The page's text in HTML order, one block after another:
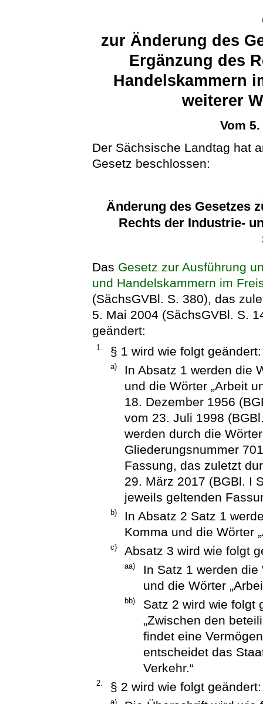
zur Änderung des
Ergänzung des
Handelskammern
weiterer
Vom
Der Sächsische Landtag hat
Gesetz beschlossen:
Änderung des Gesetzes
Rechts der Industrie-
Das Gesetz zur Ausführung
und Handelskammern im
(SächsGVBl. S. 380), das
5. Mai 2004 (SächsGVBl. S.
geändert:
1. § 1 wird wie folgt geändert:
a)
In Absatz 1 werden die
und die Wörter „Arbeit
18. Dezember 1956
vom 23. Juli 1998
werden durch die
Gliederungsnummer
Fassung, das zuletzt
29. März 2017 (BGBl. I
jeweils geltenden
b)
In Absatz 2 Satz 1
Komma und die Wörter
c) Absatz 3 wird wie folgt
aa)
In Satz 1 werden die
und die Wörter
bb)
Satz 2 wird wie folgt
„Zwischen den
findet eine
entscheidet das
Verkehr.“
2. § 2 wird wie folgt geändert:
a)